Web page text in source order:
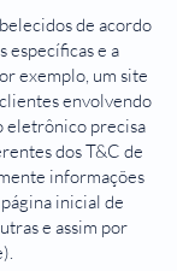
de acordo
específicas e a
exemplo, um site
envolvendo
eletrônico precisa
dos T&C de
informações
inicial de
e assim por